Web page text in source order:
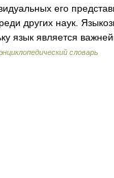
его
других наук.
язык является
словарь